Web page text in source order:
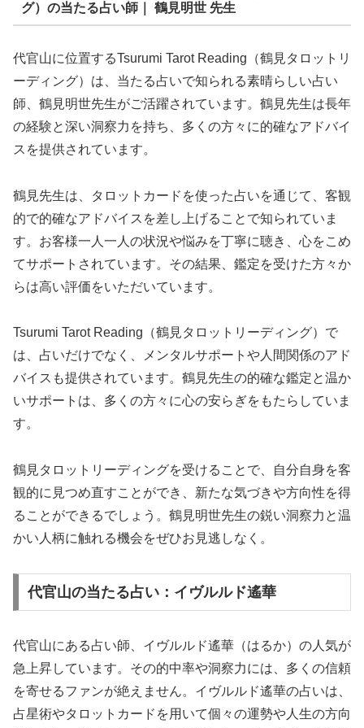
グ）の当たる占い師｜ 鶴見明世 先生
代官山に位置するTsurumi Tarot Reading（鶴見タロットリ
ーディング）は、当たる占いで知られる素晴らしい占い
師、鶴見明世先生がご活躍されています。鶴見先生は長年
の経験と深い洞察力を持ち、多くの方々に的確なアドバイ
スを提供されています。
鶴見先生は、タロットカードを使った占いを通じて、客観
的で的確なアドバイスを差し上げることで知られていま
す。お客様一人一人の状況や悩みを丁寧に聴き、心をこめ
てサポートされています。その結果、鑑定を受けた方々か
らは高い評価をいただいています。
Tsurumi Tarot Reading（鶴見タロットリーディング）で
は、占いだけでなく、メンタルサポートや人間関係のアド
バイスも提供されています。鶴見先生の的確な鑑定と温か
いサポートは、多くの方々に心の安らぎをもたらしていま
す。
鶴見タロットリーディングを受けることで、自分自身を客
観的に見つめ直すことができ、新たな気づきや方向性を得
ることができるでしょう。鶴見明世先生の鋭い洞察力と温
かい人柄に触れる機会をぜひお見逃しなく。
代官山の当たる占い：イヴルルド遙華
代官山にある占い師、イヴルルド遙華（はるか）の人気が
急上昇しています。その的中率や洞察力には、多くの信頼
を寄せるファンが絶えません。イヴルルド遙華の占いは、
占星術やタロットカードを用いて個々の運勢や人生の方向